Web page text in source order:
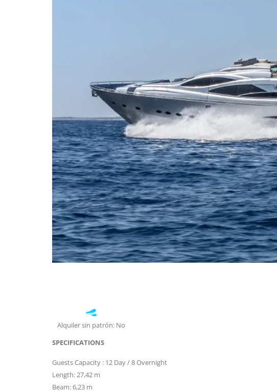
Alquiler sin patrón: No
SPECIFICATIONS
Guests Capacity : 12 Day / 8 Overnight
Length: 27,42 m
Beam: 6,23 m